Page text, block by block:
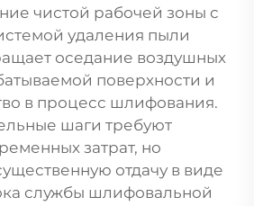
чистой рабочей зоны с
удаления пыли
оседание воздушных
поверхности и
в процесс шлифования.
шаги требуют
затрат, но
отдачу в виде
службы шлифовальной